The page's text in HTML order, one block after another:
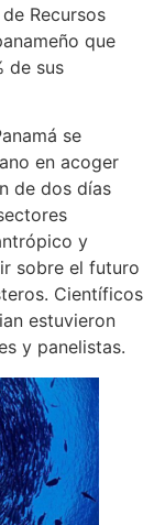
Recursos
que
de sus
se
en acoger
de dos días
y
sobre el futuro
Científicos
estuvieron
y panelistas.